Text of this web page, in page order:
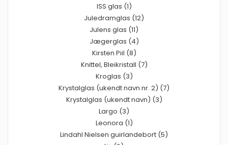
ISS glas (1)
Juledramglas (12)
Julens glas (11)
Jægerglas (4)
Kirsten Piil (8)
Knittel, Bleikristall (7)
Kroglas (3)
Krystalglas (ukendt navn nr. 2) (7)
Krystalglas (ukendt navn) (3)
Largo (3)
Leonora (1)
Lindahl Nielsen guirlandebort (5)